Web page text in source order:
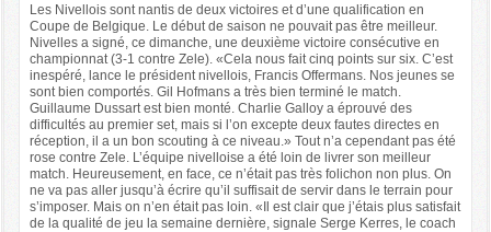
Les Nivellois sont nantis de deux victoires et d’une qualification en
Coupe de Belgique. Le début de saison ne pouvait pas être meilleur.
Nivelles a signé, ce dimanche, une deuxième victoire consécutive en
championnat (3-1 contre Zele). «Cela nous fait cinq points sur six. C’est
inespéré, lance le président nivellois, Francis Offermans. Nos jeunes se
sont bien comportés. Gil Hofmans a très bien terminé le match.
Guillaume Dussart est bien monté. Charlie Galloy a éprouvé des
difficultés au premier set, mais si l’on excepte deux fautes directes en
réception, il a un bon scouting à ce niveau.» Tout n’a cependant pas été
rose contre Zele. L’équipe nivelloise a été loin de livrer son meilleur
match. Heureusement, en face, ce n’était pas très folichon non plus. On
ne va pas aller jusqu’à écrire qu’il suffisait de servir dans le terrain pour
s’imposer. Mais on n’en était pas loin. «Il est clair que j’étais plus satisfait
de la qualité de jeu la semaine dernière, signale Serge Kerres, le coach